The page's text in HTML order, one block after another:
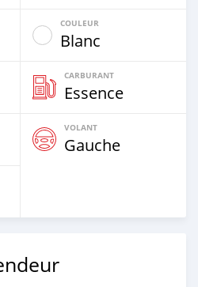
COULEUR
Blanc
CARBURANT
Essence
VOLANT
Gauche